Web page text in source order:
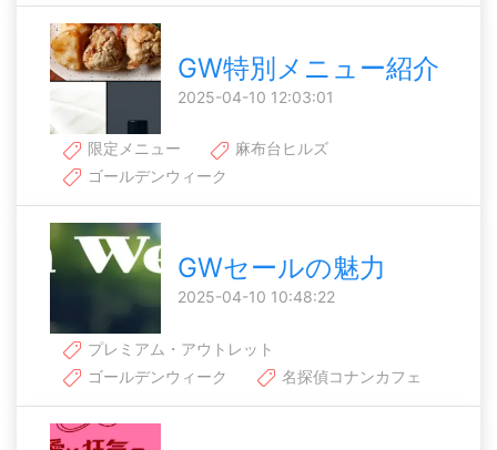
GW特別メニュー紹介
2025-04-10 12:03:01
限定メニュー
麻布台ヒルズ
ゴールデンウィーク
GWセールの魅力
2025-04-10 10:48:22
プレミアム・アウトレット
ゴールデンウィーク
名探偵コナンカフェ